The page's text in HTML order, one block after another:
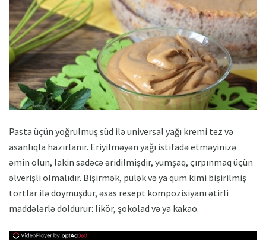
Pasta üçün yoğrulmuş süd ilə universal yağı kremi tez və
asanlıqla hazırlanır. Eriyilməyən yağı istifadə etməyinizə
əmin olun, lakin sadəcə əridilmişdir, yumşaq, çırpınmaq üçün
əlverişli olmalıdır. Bişirmək, pülək və ya qum kimi bişirilmiş
tortlar ilə doymuşdur, əsas resept kompozisiyanı ətirli
maddələrlə doldurur: likör, şokolad və ya kakao.